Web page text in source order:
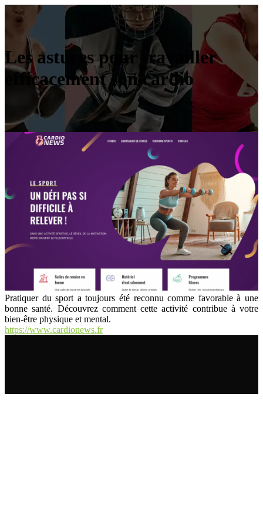
Les astuces pour travailler
efficacement son cardio
Pratiquer du sport a toujours été reconnu comme favorable à une
bonne santé. Découvrez comment cette activité contribue à votre
bien-être physique et mental.
https://www.cardionews.fr